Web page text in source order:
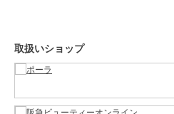
ぜるようにしてパウダーをとり、手の
す。カバー(*1)したい部分にパフをや
ホワイトとピンクを重ねることで透
取扱いショップ